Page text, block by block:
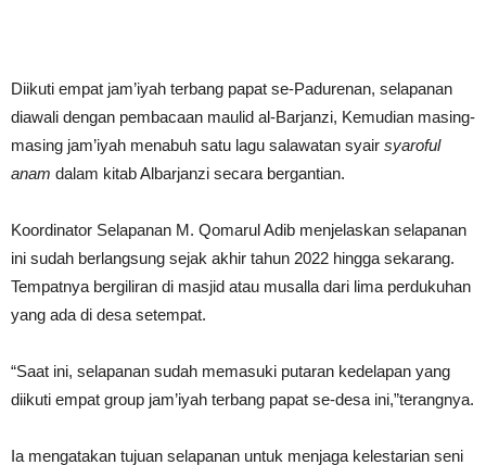
Diikuti empat jam’iyah terbang papat se-Padurenan, selapanan
diawali dengan pembacaan maulid al-Barjanzi, Kemudian masing-
masing jam’iyah menabuh satu lagu salawatan syair syaroful
anam dalam kitab Albarjanzi secara bergantian.
Koordinator Selapanan M. Qomarul Adib menjelaskan selapanan
ini sudah berlangsung sejak akhir tahun 2022 hingga sekarang.
Tempatnya bergiliran di masjid atau musalla dari lima perdukuhan
yang ada di desa setempat.
“Saat ini, selapanan sudah memasuki putaran kedelapan yang
diikuti empat group jam’iyah terbang papat se-desa ini,”terangnya.
Ia mengatakan tujuan selapanan untuk menjaga kelestarian seni